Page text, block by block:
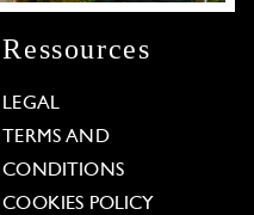
Ressources
LEGAL
TERMS AND
CONDITIONS
COOKIES POLICY